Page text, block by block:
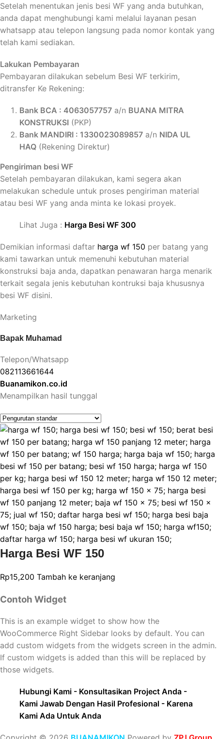
Setelah menentukan jenis besi WF yang anda butuhkan,
anda dapat menghubungi kami melalui layanan pesan
whatsapp atau telepon langsung pada nomor kontak yang
telah kami sediakan.
Lakukan Pembayaran
Pembayaran dilakukan sebelum Besi WF terkirim,
ditransfer Ke Rekening:
Bank BCA : 4063057757 a/n BUANA MITRA
KONSTRUKSI (PKP)
Bank MANDIRI : 1330023089857 a/n NIDA UL
HAQ (Rekening Direktur)
Pengiriman besi WF
Setelah pembayaran dilakukan, kami segera akan
melakukan schedule untuk proses pengiriman material
atau besi WF yang anda minta ke lokasi proyek.
Lihat Juga : Harga Besi WF 300
Demikian informasi daftar harga wf 150 per batang yang
kami tawarkan untuk memenuhi kebutuhan material
konstruksi baja anda, dapatkan penawaran harga menarik
terkait segala jenis kebutuhan kontruksi baja khususnya
besi WF disini.
Marketing
Bapak Muhamad
Telepon/Whatsapp
082113661644
Buanamikon.co.id
Menampilkan hasil tunggal
Harga Besi WF 150
Rp15,200 Tambah ke keranjang
Contoh Widget
This is an example widget to show how the
WooCommerce Right Sidebar looks by default. You can
add custom widgets from the widgets screen in the admin.
If custom widgets is added than this will be replaced by
those widgets.
Hubungi Kami - Konsultasikan Project Anda -
Kami Jawab Dengan Hasil Profesional - Karena
Kami Ada Untuk Anda